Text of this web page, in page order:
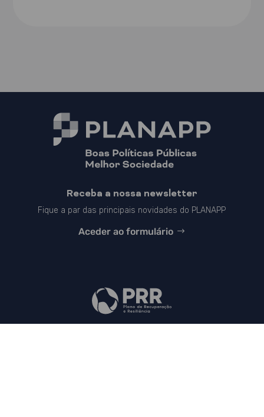
Receba a nossa newsletter
Fique a par das principais novidades do PLANAPP
Aceder ao formulário